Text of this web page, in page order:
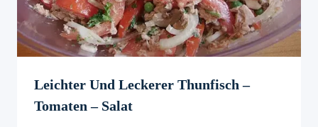
Leichter Und Leckerer Thunfisch –
Tomaten – Salat